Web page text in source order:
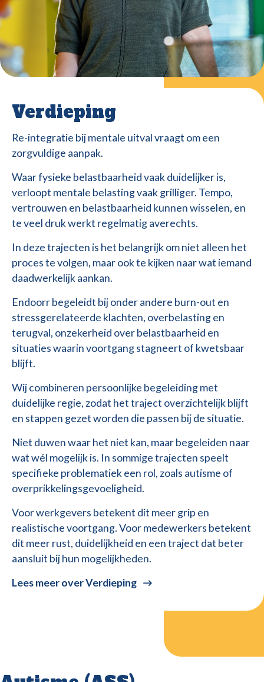
Verdieping
Re-integratie bij mentale uitval vraagt om een
zorgvuldige aanpak.
Waar fysieke belastbaarheid vaak duidelijker is,
verloopt mentale belasting vaak grilliger. Tempo,
vertrouwen en belastbaarheid kunnen wisselen, en
te veel druk werkt regelmatig averechts.
In deze trajecten is het belangrijk om niet alleen het
proces te volgen, maar ook te kijken naar wat iemand
daadwerkelijk aankan.
Endoorr begeleidt bij onder andere burn-out en
stressgerelateerde klachten, overbelasting en
terugval, onzekerheid over belastbaarheid en
situaties waarin voortgang stagneert of kwetsbaar
blijft.
Wij combineren persoonlijke begeleiding met
duidelijke regie, zodat het traject overzichtelijk blijft
en stappen gezet worden die passen bij de situatie.
Niet duwen waar het niet kan, maar begeleiden naar
wat wél mogelijk is. In sommige trajecten speelt
specifieke problematiek een rol, zoals autisme of
overprikkelingsgevoeligheid.
Voor werkgevers betekent dit meer grip en
realistische voortgang. Voor medewerkers betekent
dit meer rust, duidelijkheid en een traject dat beter
aansluit bij hun mogelijkheden.
Lees meer over Verdieping